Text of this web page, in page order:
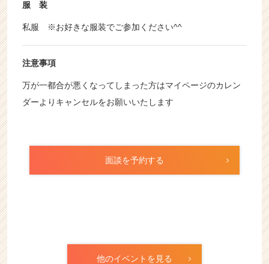
服 装
私服 ※お好きな服装でご参加ください^^
注意事項
万が一都合が悪くなってしまった方はマイページのカレン
ダーよりキャンセルをお願いいたします
面談を予約する
他のイベントを見る